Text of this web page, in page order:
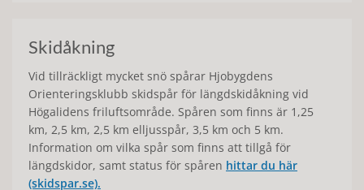
Skidåkning
Vid tillräckligt mycket snö spårar Hjobygdens
Orienteringsklubb skidspår för längdskidåkning vid
Högalidens friluftsområde. Spåren som finns är 1,25
km, 2,5 km, 2,5 km elljusspår, 3,5 km och 5 km.
Information om vilka spår som finns att tillgå för
längdskidor, samt status för spåren hittar du här
(skidspar.se).